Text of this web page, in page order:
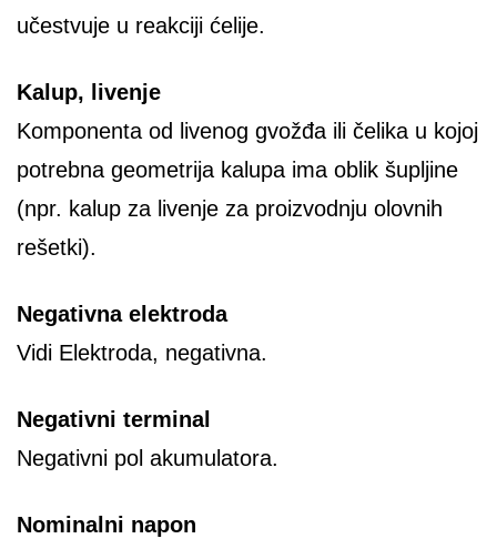
učestvuje u reakciji ćelije.
Kalup, livenje
Komponenta od livenog gvožđa ili čelika u kojoj
potrebna geometrija kalupa ima oblik šupljine
(npr. kalup za livenje za proizvodnju olovnih
rešetki).
Negativna elektroda
Vidi Elektroda, negativna.
Negativni terminal
Negativni pol akumulatora.
Nominalni napon